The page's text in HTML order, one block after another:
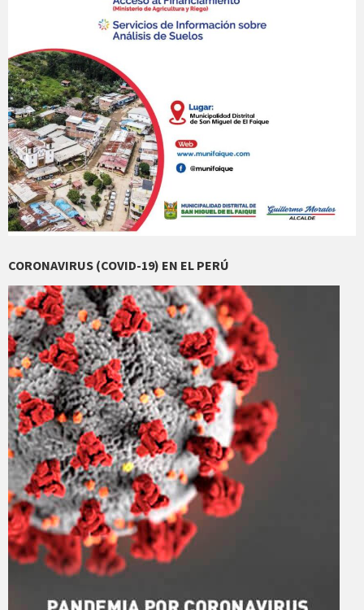
CORONAVIRUS (COVID-19) EN EL PERÚ